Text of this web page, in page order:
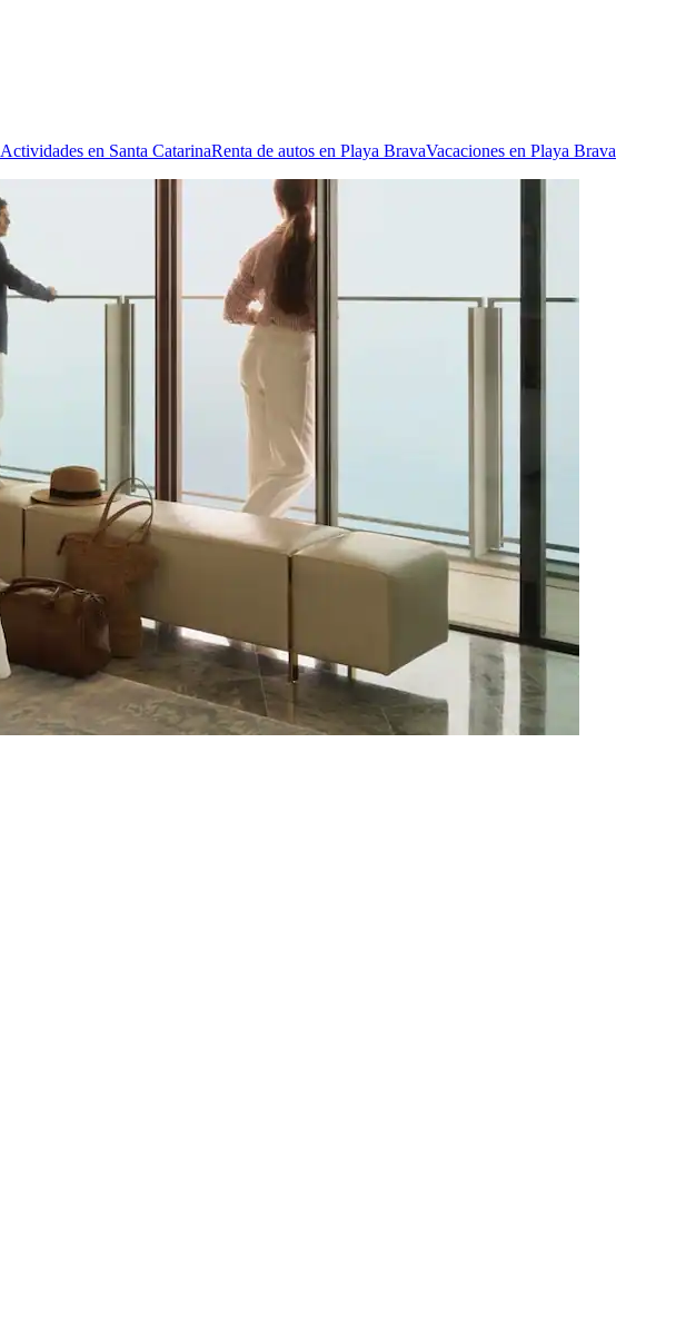
Actividades en Santa CatarinaRenta de autos en Playa BravaVacaciones en Playa Brava